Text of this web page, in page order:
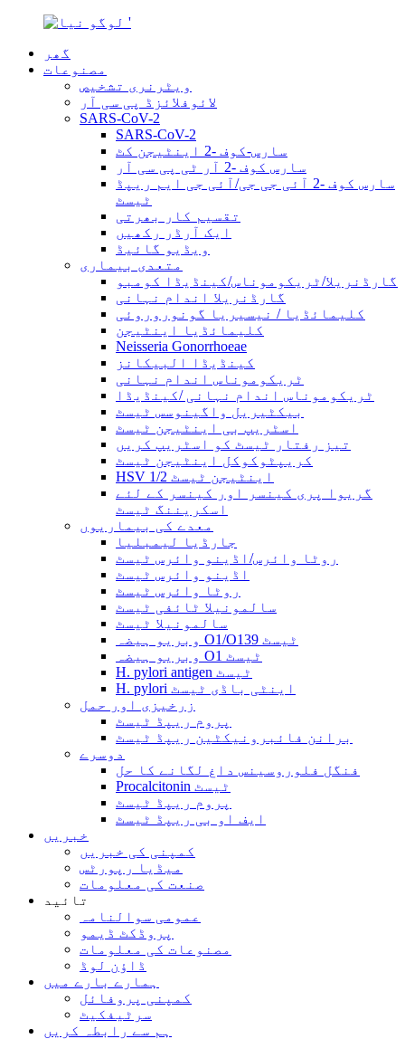
گھر
مصنوعات
ویٹرنری تشخیص
لائوفلائزڈ پی سی آر
SARS-CoV-2
SARS-CoV-2
سارس-کوف -2 اینٹیجن کٹ
سارس کوف -2 آر ٹی پی سی آر
سارس کوف -2 آئی جی جی/آئی جی ایم ریپڈ
ٹیسٹ
تقسیم کار بھرتی
ایک آرڈر رکھیں
ویڈیو گائیڈ
متعدی بیماری
گارڈنریلا/ٹریکوموناس/کینڈیڈا کومبو
گارڈنریلا اندام نہانی
کلیمائڈیا / نیسیریا گونوروروئی
کلیمائڈیا اینٹیجن
Neisseria Gonorrhoeae
کینڈیڈا البیکانز
ٹریکوموناس اندام نہانی
ٹریکوموناس اندام نہانی /کینڈیڈا
بیکٹیریل واگینوسس ٹیسٹ
اسٹریپ بی اینٹیجن ٹیسٹ
تیز رفتار ٹیسٹ کو اسٹریپ کریں
کریپٹوکوکل اینٹیجن ٹیسٹ
HSV 1/2 اینٹیجن ٹیسٹ
گریوا پری کینسر اور کینسر کے لئے
اسکریننگ ٹیسٹ
معدے کی بیماریوں
جارڈیا لیمبلیا
روٹا وائرس/اڈینو وائرس ٹیسٹ
اڈینو وائرس ٹیسٹ
روٹا وائرس ٹیسٹ
سالمونیلا ٹائفی ٹیسٹ
سالمونیلا ٹیسٹ
وبریو ہیضہ O1/O139 ٹیسٹ
وبریو ہیضہ O1 ٹیسٹ
H. pylori antigen ٹیسٹ
H. pylori اینٹی باڈی ٹیسٹ
زرخیزی اور حمل
پروم ریپڈ ٹیسٹ
برانن فائبرونیکٹین ریپڈ ٹیسٹ
دوسرے
فنگل فلوروسینس داغ لگانے کا حل
Procalcitonin ٹیسٹ
پروم ریپڈ ٹیسٹ
ایف او بی ریپڈ ٹیسٹ
خبریں
کمپنی کی خبریں
میڈیا رپورٹس
صنعت کی معلومات
تائید
عمومی سوالنامہ
پروڈکٹ ڈیمو
مصنوعات کی معلومات
ڈاؤن لوڈ
ہمارے بارے میں
کمپنی پروفائل
سرٹیفکیٹ
ہم سے رابطہ کریں